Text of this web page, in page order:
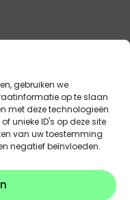
gebruiken we
op te slaan
met deze technologieën
unieke ID's op deze site
van uw toestemming
negatief beïnvloeden.
genieten
gamma.
van model en
van € 1.000
van € 1.500